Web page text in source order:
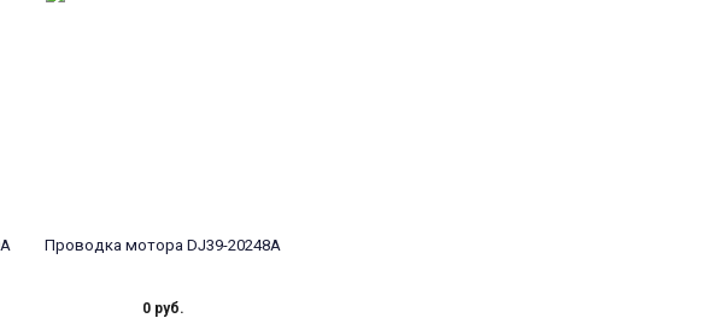
Проводка мотора DJ39-20248A
0 руб.